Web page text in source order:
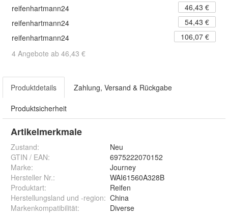
reifenhartmann24
46,43 €
reifenhartmann24
54,43 €
reifenhartmann24
106,07 €
4 Angebote ab 46,43 €
Produktdetails Zahlung, Versand & Rückgabe
Produktsicherheit
Artikelmerkmale
Zustand:
Neu
GTIN / EAN:
6975222070152
Marke:
Journey
Hersteller Nr.:
WAI61560A328B
Produktart:
Reifen
Herstellungsland und -region: China
Markenkompatibilität: Diverse